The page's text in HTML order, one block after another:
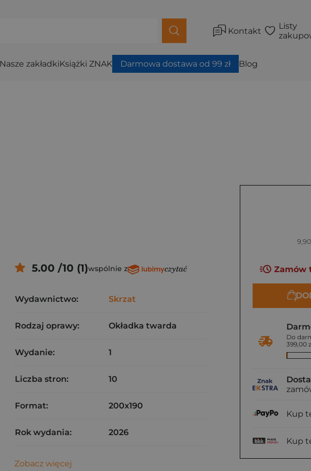
Kontakt
Listy
Nasze zakładkiKsiążki ZNAK Darmowa dostawa od 99 zł Blog
9,90
Zamów
Do
399,00
Kup
Kup
5.00 /10 (1)wspólnie z
Wydawnictwo: Skrzat
Rodzaj oprawy: Okładka twarda
Wydanie: 1
Liczba stron: 10
Format: 200x190
Rok wydania: 2026
Zobacz więcej